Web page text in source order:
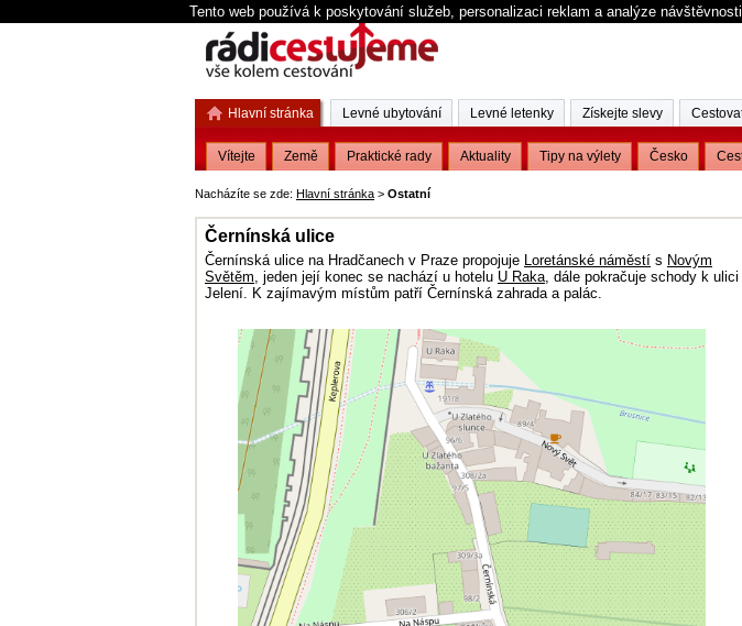
Tento web používá k poskytování služeb, personalizaci reklam a analýze
Nacházíte se zde: Hlavní stránka > Ostatní
Černínská ulice
Černínská ulice na Hradčanech v Praze propojuje Loretánské náměstí s Novým
Světěm, jeden její konec se nachází u hotelu U Raka, dále pokračuje schody k ulici
Jelení. K zajímavým místům patří Černínská zahrada a palác.
Hlavní stránka
Vítejte Země Praktické rady Aktuality Tipy na výlety Česko
Levné ubytování Levné letenky Získejte slevy